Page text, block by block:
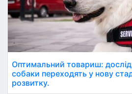
Оптимальний товариш:
собаки переходять у нову
розвитку.